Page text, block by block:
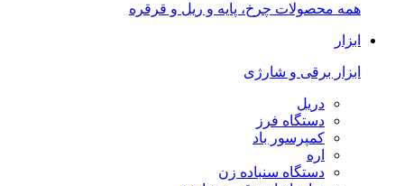
همه محصولات چرخ، پایه و ریل و قرقره
ابزار
ابزار برقی و شارژی
دریل
دستگاه فرز
کمپرسور باد
اره
دستگاه سنباده زن